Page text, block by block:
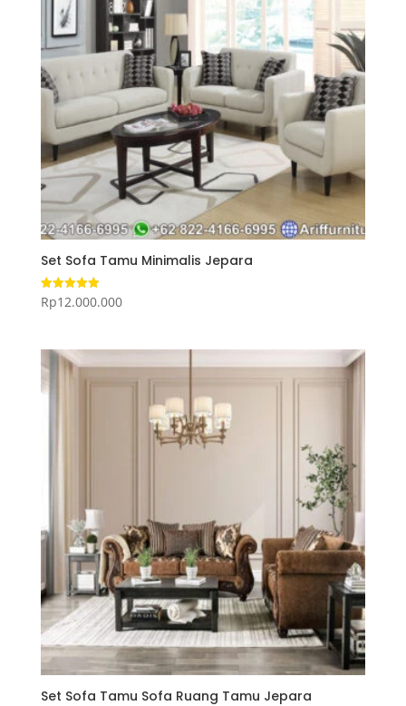
Set Sofa Tamu Minimalis Jepara
Dinilai
5.00
Rp12.000.000
Set Sofa Tamu Sofa Ruang Tamu Jepara